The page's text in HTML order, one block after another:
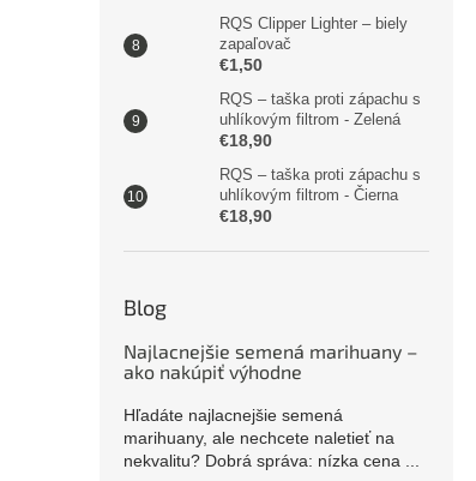
RQS Clipper Lighter – biely
zapaľovač
€1,50
RQS – taška proti zápachu s
uhlíkovým filtrom - Zelená
€18,90
RQS – taška proti zápachu s
uhlíkovým filtrom - Čierna
€18,90
Blog
Najlacnejšie semená marihuany –
ako nakúpiť výhodne
Hľadáte najlacnejšie semená
marihuany, ale nechcete naletieť na
nekvalitu? Dobrá správa: nízka cena ...